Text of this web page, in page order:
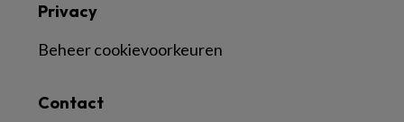
Contact
Privacy
Beheer cookievoorkeuren